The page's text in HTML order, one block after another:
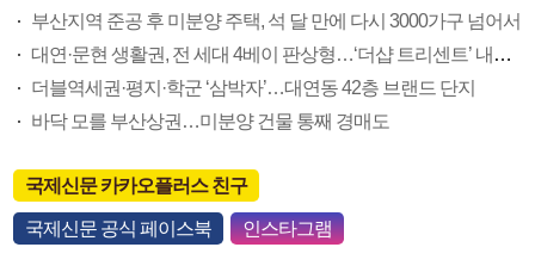
부산지역 준공 후 미분양 주택, 석 달 만에 다시 3000가구 넘어서
대연·문현 생활권, 전 세대 4베이 판상형…‘더샵 트리센트’ 내달 분양
더블역세권·평지·학군 ‘삼박자’…대연동 42층 브랜드 단지
바닥 모를 부산상권…미분양 건물 통째 경매도
국제신문 카카오플러스 친구
국제신문 공식 페이스북 인스타그램